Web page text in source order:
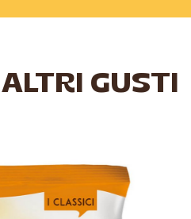
GUSTI